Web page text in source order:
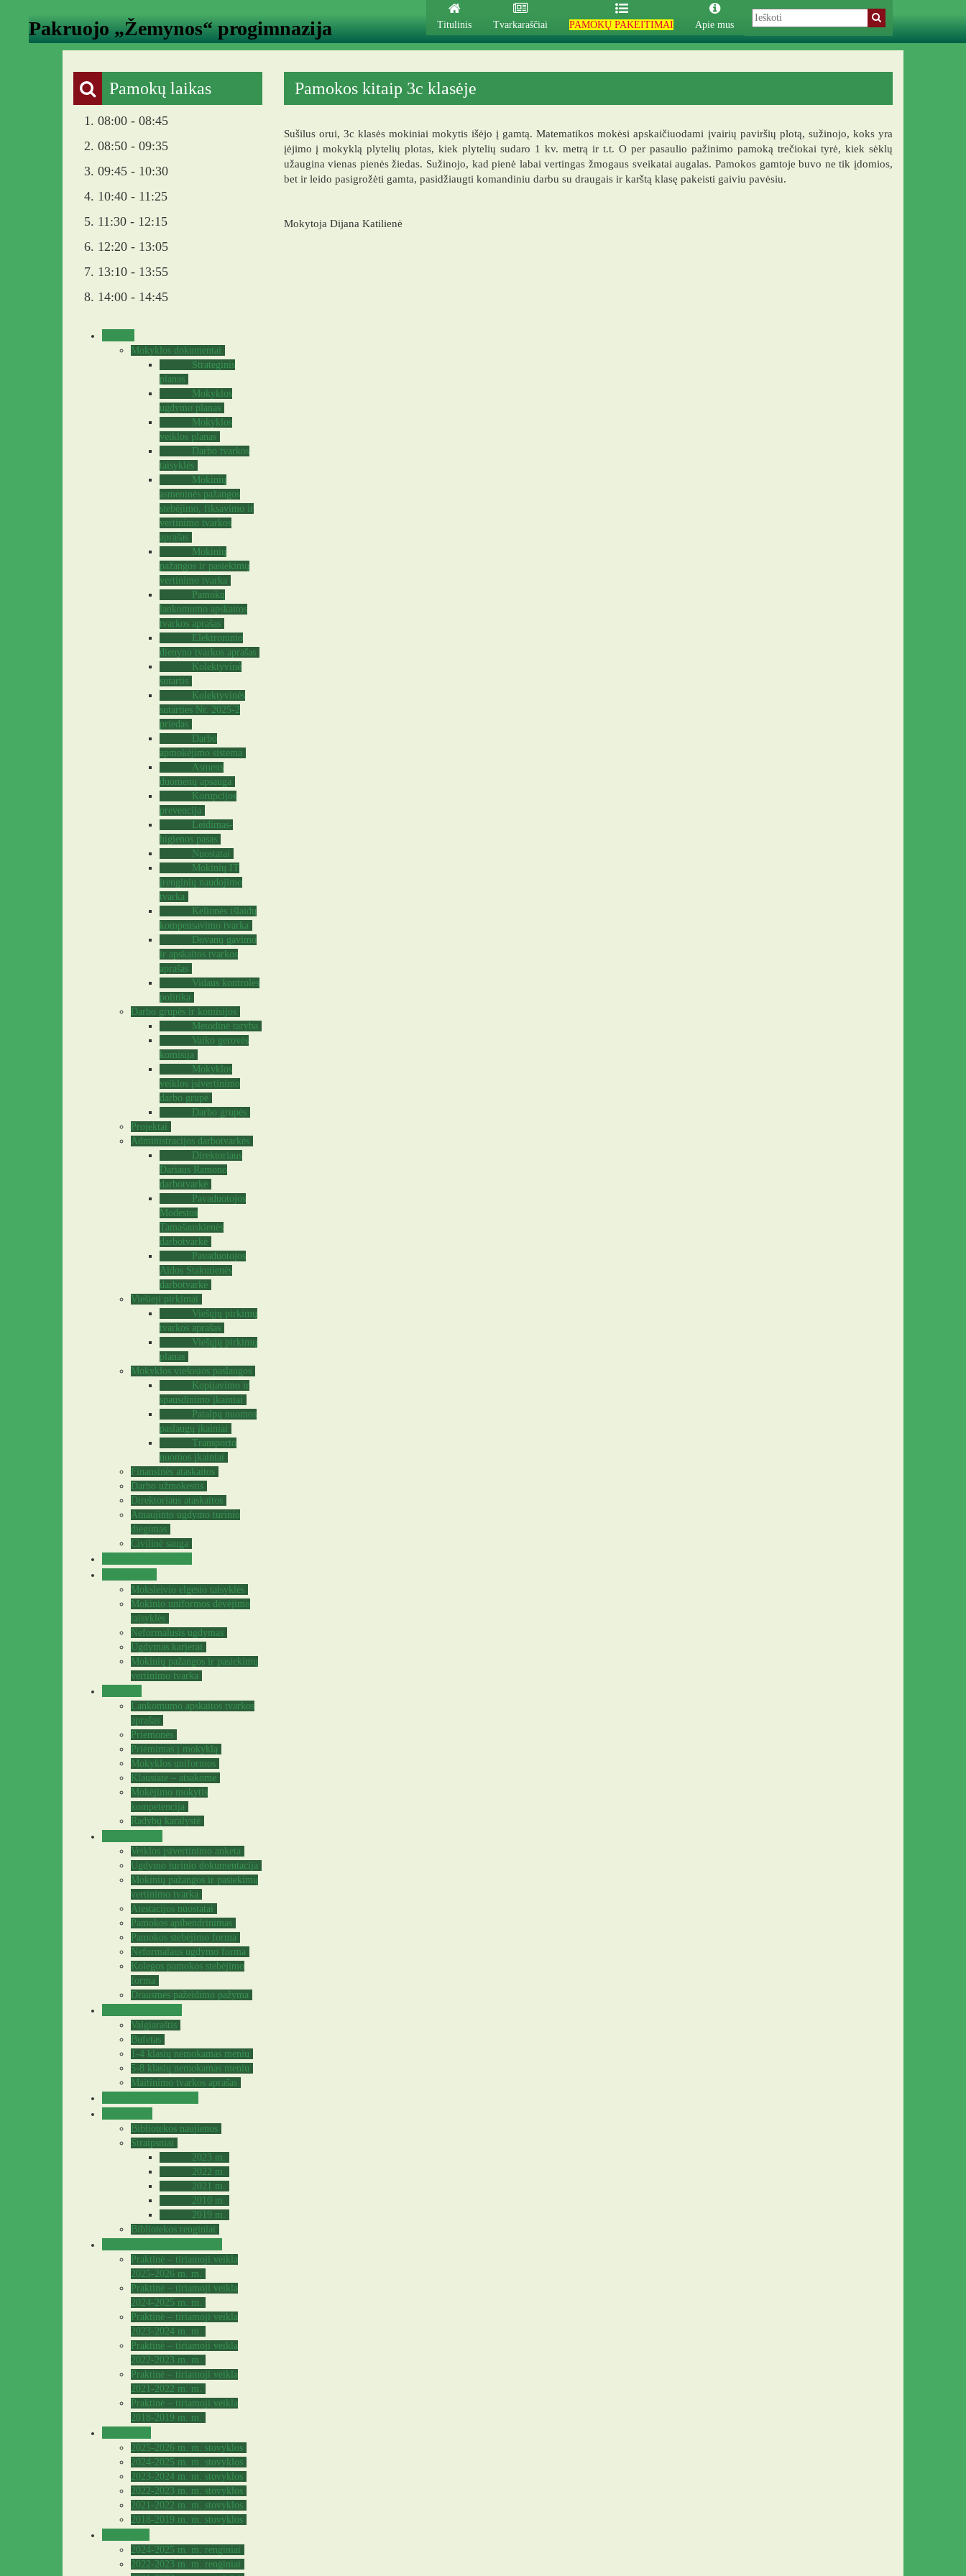
Titulinis Tvarkaraščiai PAMOKŲ PAKEITIMAI Apie mus
Pakruojo „Žemynos“ progimnazija
Pamokų laikas
1. 08:00 - 08:45
2. 08:50 - 09:35
3. 09:45 - 10:30
4. 10:40 - 11:25
5. 11:30 - 12:15
6. 12:20 - 13:05
7. 13:10 - 13:55
8. 14:00 - 14:45
Mokyklos dokumentai
Strateginis
planas
Mokyklos
ugdymo planas
Mokyklos
veiklos planas
Darbo tvarkos
taisyklės
Mokinių
asmeninės pažangos
stebėjimo, fiksavimo ir
vertinimo tvarkos
aprašas
Mokinių
pažangos ir pasiekimų
vertinimo tvarka
Pamokų
lankomumo apskaitos
tvarkos aprašas
Elektroninio
dienyno tvarkos aprašas
Kolektyvinė
sutartis
Kolektyvinės
sutarties Nr. 2025-2
priedas
Darbo
apmokėjimo sistema
Asmens
duomenų apsauga
Korupcijos
prevencija
Leidimas-
higienos pasas
Nuostatai
Mokinių IT
įrenginių naudojimo
tvarka
Kelionės išlaidų
kompensavimo tvarka
Dovanų gavimo
ir apskaitos tvarkos
aprašas
Vidaus kontrolės
politika
Darbo grupės ir komisijos
Metodinė taryba
Vaiko gerovės
komisija
Mokyklos
veiklos įsivertinimo
darbo grupė
Darbo grupės
Projektai
Administracijos darbotvarkės
Direktoriaus
Dariaus Ramono
darbotvarkė
Pavaduotojos
Modestos
Tamašauskienės
darbotvarkė
Pavaduotojos
Aidos Stakutienės
darbotvarkė
Viešieji pirkimai
Viešųjų pirkimų
tvarkos aprašas
Viešųjų pirkimų
planas
Mokyklos viešosios paslaugos
Kopijavimo ir
spausdinimo įkainiai
Patalpų nuomos
paslaugų įkainiai
Transporto
nuomos įkainiai
Finansinės ataskaitos
Darbo užmokestis
Direktoriaus ataskaitos
Atnaujinto ugdymo turinio
diegimas
Civilinė sauga
Moksleivio elgesio taisyklės
Mokinio uniformos dėvėjimo
taisyklės
Neformalusis ugdymas
Ugdymas karjerai
Mokinių pažangos ir pasiekimų
vertinimo tvarka
Lankomumo apskaitos tvarkos
aprašas
Priemonės
Priėmimas į mokyklą
Mokyklos uniformos
Klausiate – atsakome
Mokėjimo mokytis
kompetencija
Radybų karalystė
Veiklos įsivertinimo anketa
Ugdymo turinio dokumentacija
Mokinių pažangos ir pasiekimų
vertinimo tvarka
Atestacijos nuostatai
Pamokos apibendrinimas
Pamokos stebėjimo forma
Neformalaus ugdymo forma
Kolegos pamokos stebėjimo
forma
Drausmės pažeidimo pažyma
Valgiaraštis
Bufetas
1-4 klasių nemokamas meniu
5-8 klasių nemokamas meniu
Maitinimo tvarkos aprašas
Bibliotekos naujienos
Straipsniai
2023 m.
2022 m.
2021 m.
2010 m.
2019 m.
Bibliotekos renginiai
Praktinė – tiriamoji veikla
2025-2026 m. m.
Praktinė – tiriamoji veikla
2024-2025 m. m.
Praktinė – tiriamoji veikla
2023-2024 m. m.
Praktinė – tiriamoji veikla
2022-2023 m. m.
Praktinė – tiriamoji veikla
2021-2022 m. m.
Praktinė – tiriamoji veikla
2018-2019 m. m.
2025-2026 m. m. stovyklos
2024-2025 m. m. stovyklos
2023-2024 m. m. stovyklos
2022-2023 m. m. stovyklos
2021-2022 m. m. stovyklos
2018-2019 m. m. stovyklos
2024-2025 m. m. renginiai
2022-2023 m. m. renginiai
Pamokos kitaip 3c klasėje
Sušilus orui, 3c klasės mokiniai mokytis išėjo į gamtą. Matematikos mokėsi apskaičiuodami įvairių paviršių plotą, sužinojo, koks yra
įėjimo į mokyklą plytelių plotas, kiek plytelių sudaro 1 kv. metrą ir t.t. O per pasaulio pažinimo pamoką trečiokai tyrė, kiek sėklų
užaugina vienas pienės žiedas. Sužinojo, kad pienė labai vertingas žmogaus sveikatai augalas. Pamokos gamtoje buvo ne tik įdomios,
bet ir leido pasigrožėti gamta, pasidžiaugti komandiniu darbu su draugais ir karštą klasę pakeisti gaiviu pavėsiu.
Mokytoja Dijana Katilienė